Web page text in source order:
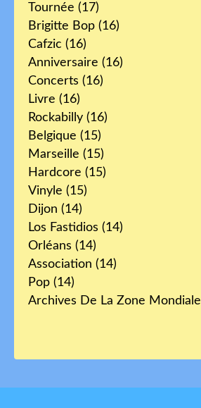
Tournée (17)
Brigitte Bop (16)
Cafzic (16)
Anniversaire (16)
Concerts (16)
Livre (16)
Rockabilly (16)
Belgique (15)
Marseille (15)
Hardcore (15)
Vinyle (15)
Dijon (14)
Los Fastidios (14)
Orléans (14)
Association (14)
Pop (14)
Archives De La Zone Mondiale